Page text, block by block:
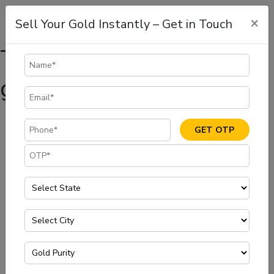
Tag Archive: future of
gold investment
How Young Indians Are Rethinking Gold Ownership
Sell Your Gold Instantly – Get in Touch ×
GET OTP